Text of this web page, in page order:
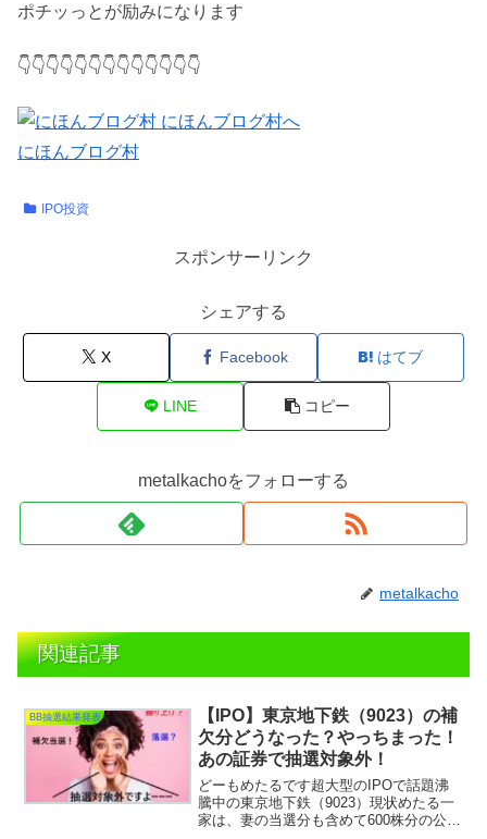
ポチッっとが励みになります
👇👇👇👇👇👇👇👇👇👇👇👇👇
にほんブログ村
IPO投資
スポンサーリンク
シェアする
X Facebook はてブ
LINE コピー
metalkachoをフォローする
metalkacho
関連記事
BB抽選結果発表
【IPO】東京地下鉄（9023）の補
欠分どうなった？やっちまった！
あの証券で抽選対象外！
どーもめたるです超大型のIPOで話題沸
騰中の東京地下鉄（9023）現状めたる一
家は、妻の当選分も含めて600株分の公募